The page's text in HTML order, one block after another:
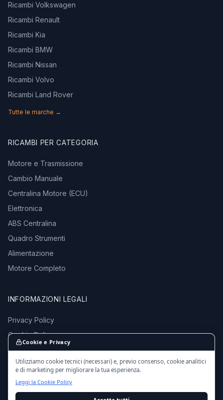
Ricambi Volkswagen
Ricambi Renault
Ricambi Kia
Ricambi BMW
Ricambi Nissan
Ricambi Volvo
Ricambi Land Rover
Tutte le marche →
RICAMBI PER CATEGORIA
Motore e Trasmissione
Cambio Manuale
Centralina Motore (ECU)
Elettronica
ABS Centralina
Quadro Strumenti
Alimentazione
Motore Completo
INFORMAZIONI LEGALI
Privacy Policy
Cookie Policy
Termini e Condizioni
Cookie e Privacy
Utilizziamo cookie tecnici (necessari) e, previo consenso, cookie analitici
e di marketing per migliorare la tua esperienza.
Leggi la Cookie Policy